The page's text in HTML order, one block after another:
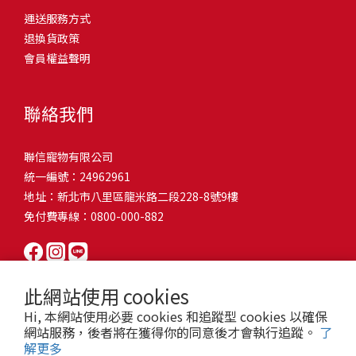
此網站使用 cookies
Hi, 本網站使用必要 cookies 和追蹤型 cookies 以確保
網站服務，後者將在獲得你的同意後才會執行追蹤。 了
解更多
和獨立能力。 幼犬訓練常見問題Q1: 幾個月大的幼犬最適合開始訓
練？A: 訓練可從幼犬到家首日開始（約8-10週大）。3-16週是社會
化黃金期，每次訓練控制在5-10分鐘內。Q2: 幼犬如廁訓練需要多久
屬啃咬玩具作替代品，發現不當啃咬時堅定說「不」，並引導至適
尿尿？A: 建立固定如廁時間表，成功時立即獎勵。限制活動範圍並
密切監督。意外發生時不責罵，使用專用除臭劑徹底清理。Q5: 幼犬
一直吠叫怎麼辦？A: 找出原因（尋求注意力、警戒、焦慮）。訓練
「安靜」指令，停止吠叫時獎勵。避免對吠叫作出反應，確保充分
向獎勵比懲罰更有效且健康。懲罰可能導致恐懼或攻擊行為，破壞
狗狗怎麼辦？A: 循序漸進社交化，從友善成犬開始。不強迫互動，
正面經驗後給予獎勵。考慮參加專業幼犬社交課程。Q8: 幼犬分離焦
慮要如何處理？A: 練習短暫分離，逐漸延長。離開和返家時保持低
調。提供能分散注意力的玩具，建立可預測的離家儀式。每隻幼犬
熱，水分流失快，腸道可能變得敏感，導致糞便變軟或拉稀。如果
換季時沒有適當調整環境，貓咪的腸胃就可能跟著「鬧脾氣」。冬
天注意保暖，提供暖墊、厚毯，避免冷風直吹。夏天補充水分，可
像是開冷氣又突然關掉，容易讓貓咪腸胃受影響。重點提醒：換季
時，記得關心貓咪的腸胃狀況，適當調整環境，幫助毛孩適應！ 貓
有血絲、異味特別重，那就要小心可能是 寄生蟲感染（如蛔蟲、鈎
蟲、球蟲）或腸胃炎、腸道疾病。這類情況會影響營養吸收，長期
下來甚至可能造成貓咪消瘦、免疫力下降。定期驅蟲（幼貓建議每
月一次，成貓每 3~6 個月一次）。觀察貓咪精神狀態，如果還伴隨
嘔吐、食慾下降，務必儘早就醫。重點提醒：如果貓咪拉肚子超過 2
天，或糞便異常，應立即帶去獸醫院檢查！ 貓咪拉肚子原因5. 情緒
壓力影響腸胃壓力不只影響人類，也會影響貓咪的腸胃！過度緊
張、焦慮、驚嚇（如煙火聲、大聲喧嘩），都可能讓貓咪拉肚子。
尤其是個性敏感的貓咪，對變化的適應力比較低，壓力一大，腸胃
就先「罷工」。減少壓力來源，盡量讓貓咪的作息固定。給貓咪陪
活中輕鬆改善看到滿屋子的貓毛是不是很抓狂？別擔心！其實只要
透過一些簡單的日常照護方式，就能有效減少貓咪掉毛情況。從梳
毛、洗澡到增加互動和營養調整，這些小撇步不僅能幫助貓咪維持
行動吧！ 預防貓掉毛方法1：勤勞梳毛養貓必備神器就是各種梳子
啦！勤勞梳毛是最直接有效的掉毛控制方法。定期梳理可以幫貓咪
髮打結和皮膚問題。建議週期：短毛貓每週梳1-2次，長毛貓則建議
2-3天梳一次。挑選合適的梳具也很重要，可以準備橡膠刷、鬃毛刷
或專用脫毛梳，依照毛質選擇。記得將梳毛變成愉快的日常儀式，
不僅能增加你們的互動時間，也讓貓咪享受被梳理的舒適感！預防
貓掉毛方法2：定期洗澡「貓咪會自己清潔，不需要洗澡」這個想法
其實不完全正確哦！適當的洗澡能幫助貓咪清除死毛和皮屑，減少
澡頻率不宜過高，一般室內貓咪1-3個月洗一次就足夠，過度洗澡反
而會造成皮膚乾燥。選擇專為貓咪設計的溫和洗毛精，洗後一定要
完全吹乾，避免濕毛造成皮膚問題。如果貓咪特別害怕洗澡，可以
的紙箱。建議一開始可以購買單價較低的入門款，觀察一下貓咪的
使用狀況，再考慮購買「豪宅」！ 項目費用用品貓碗$300貓窩
$500貓跳台$1,500貓砂盆$500貓抓板$300外出籠$1,000一次性養貓
咪是非常需要安全感的動物，可以準備一個專屬他的「寶座」，當
花費3：貓跳台貓咪雖然不需要外出進行放電，但在家中還是需要擺
放高度適合的貓跳台提供貓咪玩耍，貓跳台與貓窩相同，能給予貓
咪對於環境的安全感。一次性養貓用品相關花費4：貓砂盆貓咪排泄
用品，可選擇合適貓咪體型大小，不宜過小。一次性養貓用品相關
想，需要準備一個能夠讓牠們放肆磨爪的貓抓板。一次性養貓用品
時，外出籠就非常重要，平常也可以適度讓貓咪適應外出籠，避免
緊急情況時，貓咪過度抗拒。總結來說貓咪在健康及用品的一次性
費用大約落在 $ 7900~ $ 11600不等。雖說金額看起來不少，但以上
運送服務方式
退換貨政策
會員權益聲明
聯絡我們
聯信寵物有限公司
統一編號：24962961
地址：新北市八里區龍米路二段228-8號9樓
免付費專線：0800-000-882